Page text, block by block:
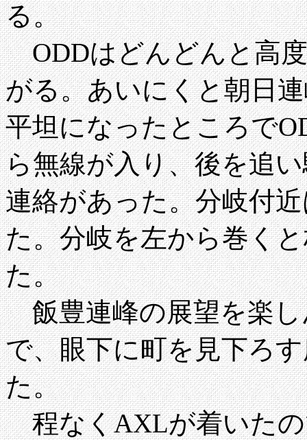
る。
ODDはどんどんと高度
がる。あいにくと朝日
平坦になったところで
ら無線が入り、後を追
連絡があった。分岐付
た。分岐を左から巻く
た。
飯豊連峰の展望を楽し
で、眼下に町を見下ろ
た。
程なくAXLが着いたの